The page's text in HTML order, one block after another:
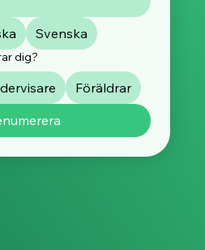
Svenska
dig?
Föräldrar